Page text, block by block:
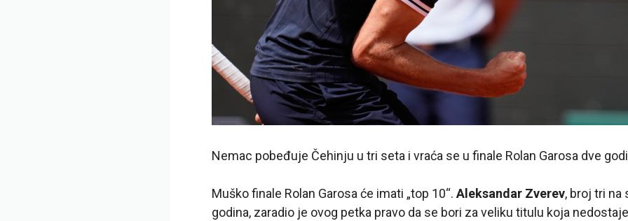
Nemac pobeđuje Čehinju u tri seta i vraća se u finale Rolan Garosa dve
Muško finale Rolan Garosa će imati „top 10“. Aleksandar Zverev, broj tri na
godina, zaradio je ovog petka pravo da se bori za veliku titulu koja